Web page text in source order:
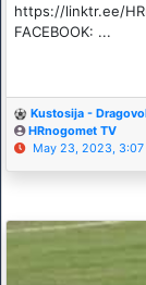
https://linktr.ee/
FACEBOOK: ...
Kustosija -
HRnogomet TV
May 23, 2023, 3:07